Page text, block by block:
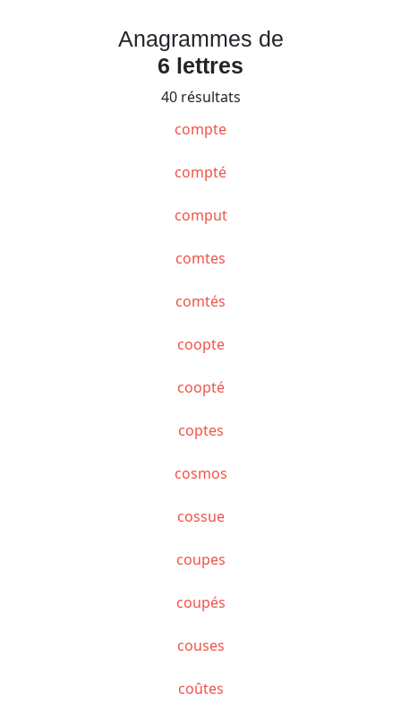
Anagrammes de
6 lettres
40 résultats
compte
compté
comput
comtes
comtés
coopte
coopté
coptes
cosmos
cossue
coupes
coupés
couses
coûtes